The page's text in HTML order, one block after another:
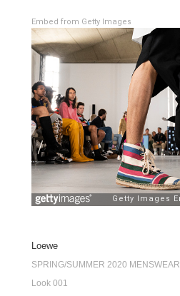
Embed from Getty Images
Loewe
SPRING/SUMMER 2020 MENSWEAR
Look 001